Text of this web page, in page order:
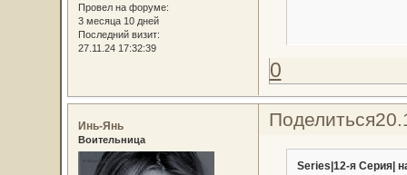
Провел на форуме:
3 месяца 10 дней
Последний визит:
27.11.24 17:32:39
0
Поделиться
Инь-Янь
Воительница
Series|12-я Серия|